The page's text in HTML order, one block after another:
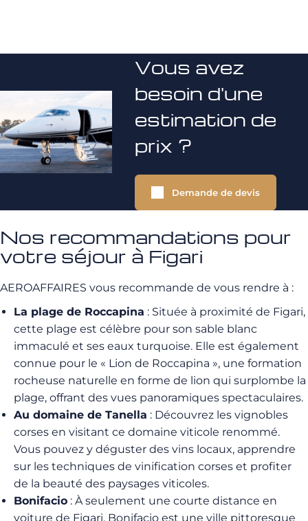
Vous avez
besoin d'une
estimation de
prix ?
Demande de devis
Nos recommandations pour
votre séjour à Figari
AEROAFFAIRES vous recommande de vous rendre à :
La plage de Roccapina : Située à proximité de Figari,
cette plage est célèbre pour son sable blanc
immaculé et ses eaux turquoise. Elle est également
connue pour le « Lion de Roccapina », une formation
rocheuse naturelle en forme de lion qui surplombe la
plage, offrant des vues panoramiques spectaculaires.
Au domaine de Tanella : Découvrez les vignobles
corses en visitant ce domaine viticole renommé.
Vous pouvez y déguster des vins locaux, apprendre
sur les techniques de vinification corses et profiter
de la beauté des paysages viticoles.
Bonifacio : À seulement une courte distance en
voiture de Figari, Bonifacio est une ville pittoresque